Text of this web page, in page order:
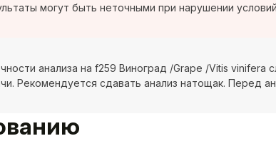
могут быть неточными при нарушении
анализа на f259 Виноград /Grape /Vitis
Рекомендуется сдавать анализ натощак. Перед